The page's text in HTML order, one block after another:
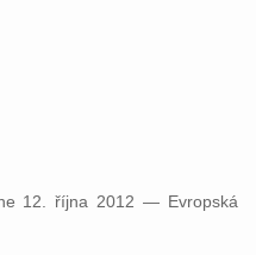
12. října 2012 — Evropská